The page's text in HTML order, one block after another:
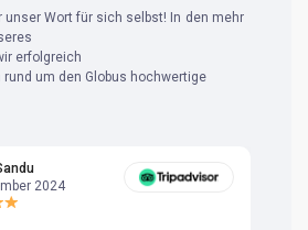
unser Wort für sich selbst! In den mehr
erfolgreich
um den Globus hochwertige
2024